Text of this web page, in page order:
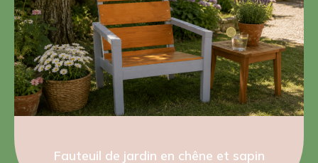
Fauteuil de jardin en chêne et sapin